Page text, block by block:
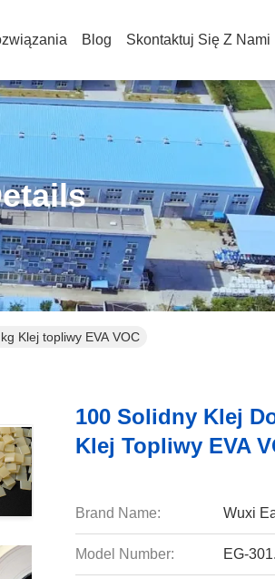
Blog Skontaktuj Się Z Nami
Klej topliwy EVA VOC
100 Solidny Klej
Klej Topliwy EVA
Brand Name: Wuxi
Model Number: EG-